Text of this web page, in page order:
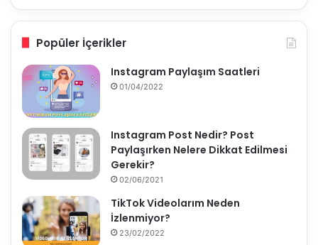
Popüler İçerikler
Instagram Paylaşım Saatleri
01/04/2022
Instagram Post Nedir? Post
Paylaşırken Nelere Dikkat Edilmesi
Gerekir?
02/06/2021
TikTok Videolarım Neden
İzlenmiyor?
23/02/2022